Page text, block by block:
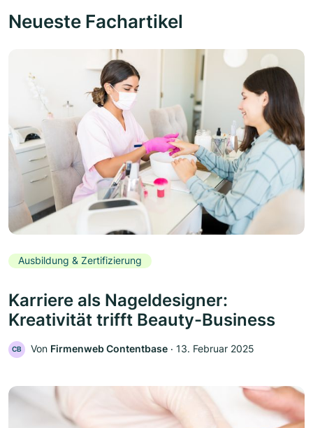
Neueste Fachartikel
Ausbildung & Zertifizierung
Karriere als Nageldesigner:
Kreativität trifft Beauty-Business
CB Von Firmenweb Contentbase ‧ 13. Februar 2025